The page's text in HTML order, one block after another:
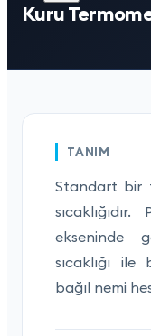
Kuru
TANIM
Standart bir
ekseninde
sıcaklığı
bağıl nemi